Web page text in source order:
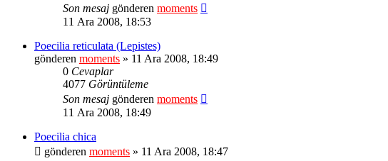
Son mesaj gönderen moments
11 Ara 2008, 18:53
Poecilia reticulata (Lepistes)
gönderen moments » 11 Ara 2008, 18:49
0 Cevaplar
4077 Görüntüleme
Son mesaj gönderen moments
11 Ara 2008, 18:49
Poecilia chica
gönderen moments » 11 Ara 2008, 18:47